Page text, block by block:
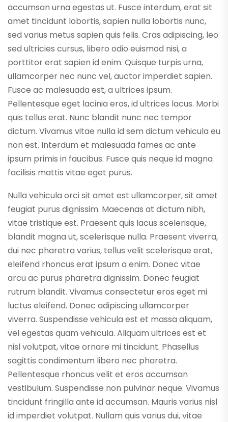
accumsan urna egestas ut. Fusce interdum, erat sit
amet tincidunt lobortis, sapien nulla lobortis nunc,
sed varius metus sapien quis felis. Cras adipiscing, leo
sed ultricies cursus, libero odio euismod nisi, a
porttitor erat sapien id enim. Quisque turpis urna,
ullamcorper nec nunc vel, auctor imperdiet sapien.
Fusce ac malesuada est, a ultrices ipsum.
Pellentesque eget lacinia eros, id ultrices lacus. Morbi
quis tellus erat. Nunc blandit nunc nec tempor
dictum. Vivamus vitae nulla id sem dictum vehicula eu
non est. Interdum et malesuada fames ac ante
ipsum primis in faucibus. Fusce quis neque id magna
facilisis mattis vitae eget purus.
Nulla vehicula orci sit amet est ullamcorper, sit amet
feugiat purus dignissim. Maecenas at dictum nibh,
vitae tristique est. Praesent quis lacus scelerisque,
blandit magna ut, scelerisque nulla. Praesent viverra,
dui nec pharetra varius, tellus velit scelerisque erat,
eleifend rhoncus erat ipsum a enim. Donec vitae
arcu ac purus pharetra dignissim. Donec feugiat
rutrum blandit. Vivamus consectetur eros eget mi
luctus eleifend. Donec adipiscing ullamcorper
viverra. Suspendisse vehicula est et massa aliquam,
vel egestas quam vehicula. Aliquam ultrices est et
nisl volutpat, vitae ornare mi tincidunt. Phasellus
sagittis condimentum libero nec pharetra.
Pellentesque rhoncus velit et eros accumsan
vestibulum. Suspendisse non pulvinar neque. Vivamus
tincidunt fringilla ante id accumsan. Mauris varius nisl
id imperdiet volutpat. Nullam quis varius dui, vitae